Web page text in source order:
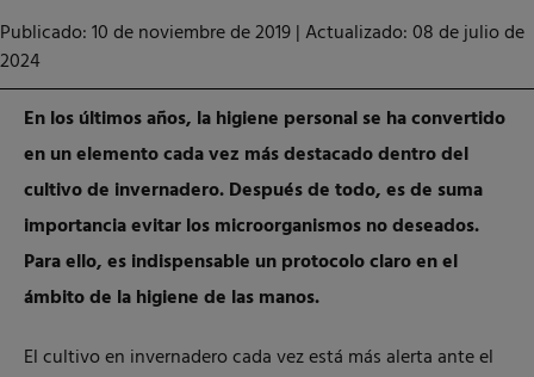
Publicado: 10 de noviembre de 2019|Actualizado: 08 de julio de
2024
En los últimos años, la higiene personal se ha convertido
en un elemento cada vez más destacado dentro del
cultivo de invernadero. Después de todo, es de suma
importancia evitar los microorganismos no deseados.
Para ello, es indispensable un protocolo claro en el
ámbito de la higiene de las manos.
El cultivo en invernadero cada vez está más alerta ante el